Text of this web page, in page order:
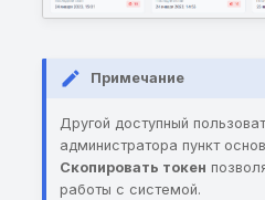
Примечание
Другой доступный
администратора пункт
Скопировать токен
работы с системой.